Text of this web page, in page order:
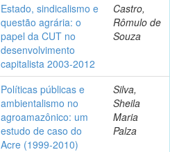
Estado, sindicalismo e
questão agrária: o
papel da CUT no
desenvolvimento
capitalista 2003-2012
Castro,
Rômulo de
Souza
Políticas públicas e
ambientalismo no
agroamazônico: um
estudo de caso do
Acre (1999-2010)
Silva,
Sheila
Maria
Palza